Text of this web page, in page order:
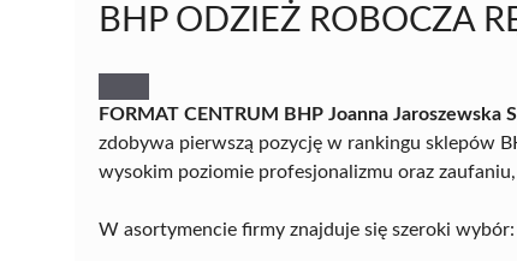
BHP ODZIEŻ ROBOCZA
FORMAT CENTRUM BHP Joanna Jaroszewska
zdobywa pierwszą pozycję w rankingu sklepów
wysokim poziomie profesjonalizmu oraz
W asortymencie firmy znajduje się szeroki wybór: